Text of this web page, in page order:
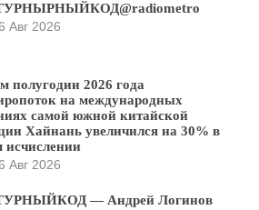
Авг 2026
полугодии 2026 года
на международных
самой южной китайской
Хайнань увеличился на 30% в
исчислении
Авг 2026
— Андрей Логинов